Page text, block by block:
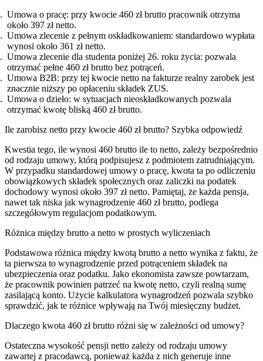
Umowa o pracę: przy kwocie 460 zł brutto pracownik otrzyma
około 397 zł netto.
Umowa zlecenie z pełnym oskładkowaniem: standardowo wypłata
wynosi około 361 zł netto.
Umowa zlecenie dla studenta poniżej 26. roku życia: pozwala
otrzymać pełne 460 zł brutto bez potrąceń.
Umowa B2B: przy tej kwocie netto na fakturze realny zarobek jest
znacznie niższy po opłaceniu składek ZUS.
Umowa o dzieło: w sytuacjach nieoskładkowanych pozwala
otrzymać kwotę bliską 460 zł brutto.
Ile zarobisz netto przy kwocie 460 zł brutto? Szybka odpowiedź
Kwestia tego, ile wynosi 460 brutto ile to netto, zależy bezpośrednio
od rodzaju umowy, którą podpisujesz z podmiotem zatrudniającym.
W przypadku standardowej umowy o pracę, kwota ta po odliczeniu
obowiązkowych składek społecznych oraz zaliczki na podatek
dochodowy wynosi około 397 zł netto. Pamiętaj, że każda pensja,
nawet tak niska jak wynagrodzenie 460 zł brutto, podlega
szczegółowym regulacjom podatkowym.
Różnica między brutto a netto w prostych wyliczeniach
Podstawowa różnica między kwotą brutto a netto wynika z faktu, że
ta pierwsza to wynagrodzenie przed potrąceniem składek na
ubezpieczenia oraz podatku. Jako ekonomista zawsze powtarzam,
że pracownik powinien patrzeć na kwotę netto, czyli realną sumę
zasilającą konto. Użycie kalkulatora wynagrodzeń pozwala szybko
sprawdzić, jak te różnice wpływają na Twój miesięczny budżet.
Dlaczego kwota 460 zł brutto różni się w zależności od umowy?
Ostateczna wysokość pensji netto zależy od rodzaju umowy
zawartej z pracodawcą, ponieważ każda z nich generuje inne